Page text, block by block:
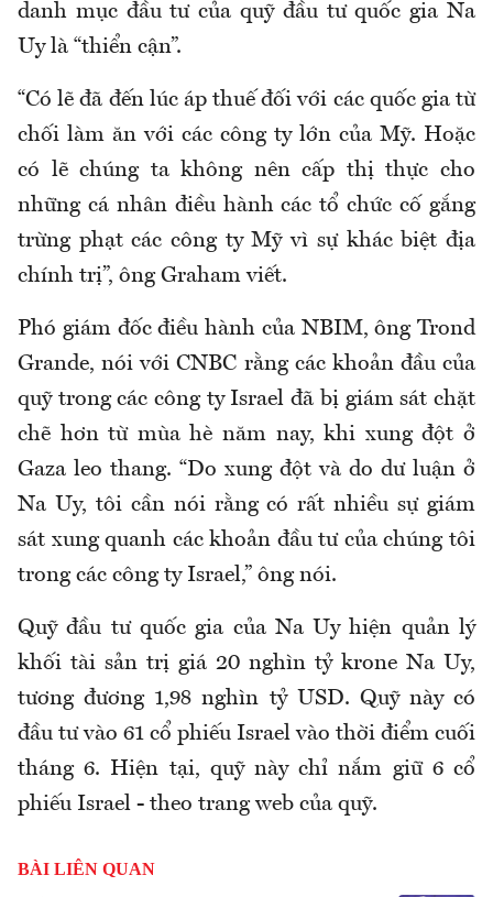
danh mục đầu tư của quỹ đầu tư quốc gia Na
Uy là “thiển cận”.
“Có lẽ đã đến lúc áp thuế đối với các quốc gia từ
chối làm ăn với các công ty lớn của Mỹ. Hoặc
có lẽ chúng ta không nên cấp thị thực cho
những cá nhân điều hành các tổ chức cố gắng
trừng phạt các công ty Mỹ vì sự khác biệt địa
chính trị”, ông Graham viết.
Phó giám đốc điều hành của NBIM, ông Trond
Grande, nói với CNBC rằng các khoản đầu của
quỹ trong các công ty Israel đã bị giám sát chặt
chẽ hơn từ mùa hè năm nay, khi xung đột ở
Gaza leo thang. “Do xung đột và do dư luận ở
Na Uy, tôi cần nói rằng có rất nhiều sự giám
sát xung quanh các khoản đầu tư của chúng tôi
trong các công ty Israel,” ông nói.
Quỹ đầu tư quốc gia của Na Uy hiện quản lý
khối tài sản trị giá 20 nghìn tỷ krone Na Uy,
tương đương 1,98 nghìn tỷ USD. Quỹ này có
đầu tư vào 61 cổ phiếu Israel vào thời điểm cuối
tháng 6. Hiện tại, quỹ này chỉ nắm giữ 6 cổ
phiếu Israel - theo trang web của quỹ.
BÀI LIÊN QUAN